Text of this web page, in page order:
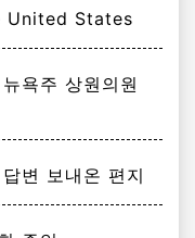
United States
욕주 상원의원
변 보내온 편지